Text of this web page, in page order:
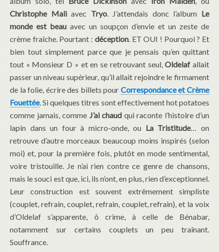
Christophe Maliavec Tryo. J’attendais donc l’album Le
monde est beau avec un soupçon d’envie et un zeste de
crème fraîche. Pourtant : déception. ET OUI ! Pourquoi ? Et
bien tout simplement parce que je pensais qu’en quittant
tout « Monsieur D » et en se retrouvant seul,Oldelafallait
passer un niveau supérieur, qu’il allait rejoindre le firmament
de la folie, écrire des billets pour Correspondance et Crème
Fouettée. Si quelques titres sont effectivement hot potatoes
comme jamais, comme J’ai chaud qui raconte l’histoire d’un
lapin dans un four à micro-onde, ou La Tristitude… on
retrouve d’autre morceaux beaucoup moins inspirés (selon
moi) et, pour la première fois, plutôt en mode sentimental,
voire tristouille. Je n’ai rien contre ce genre de chansons,
mais le souci est que, ici, ils n’ont, en plus, rien d’exceptionnel.
Leur construction est souvent extrêmement simpliste
(couplet, refrain, couplet, refrain, couplet, refrain), et la voix
d’Oldelaf s’apparente, ô crime, à celle de Bénabar,
notamment sur certains couplets un peu traînant.
Souffrance.